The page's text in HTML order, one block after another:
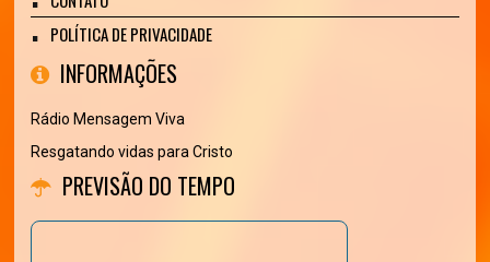
POLÍTICA DE PRIVACIDADE
INFORMAÇÕES
Rádio Mensagem Viva
Resgatando vidas para Cristo
PREVISÃO DO TEMPO